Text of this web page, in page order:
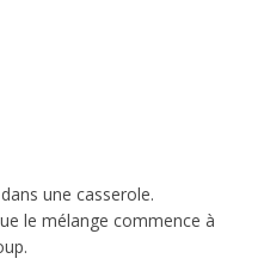
une casserole.
le mélange commence à